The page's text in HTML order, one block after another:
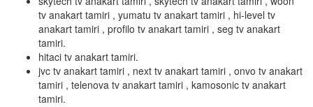
tv anakart tamiri , yumatu tv anakart tamiri , hi-level tv
anakart tamiri , profilo tv anakart tamiri , seg tv anakart
tamiri.
hitaci tv anakart tamiri.
jvc tv anakart tamiri , next tv anakart tamiri , onvo tv anakart
tamiri , telenova tv anakart tamiri , kamosonic tv anakart
tamiri.